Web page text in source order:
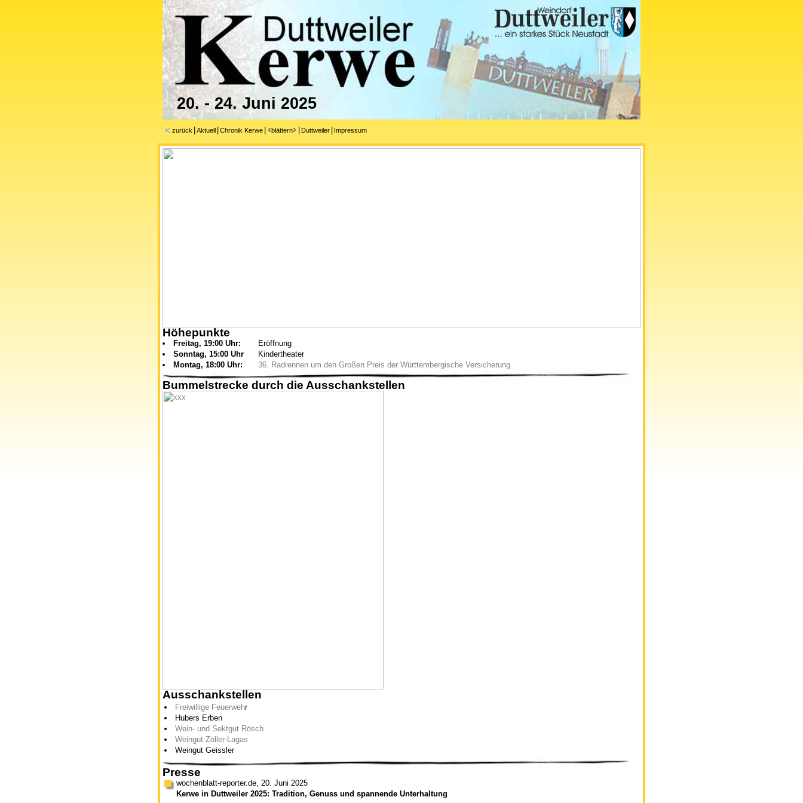
20. - 24. Juni 2025
zurück Aktuell Chronik Kerwe blättern Duttweiler Impressum
Höhepunkte
Freitag, 19:00 Uhr:
Eröffnung
Sonntag, 15:00 Uhr
Kindertheater
Montag, 18:00 Uhr:
36. Radrennen um den Großen Preis der Württembergische Versicherung
Bummelstrecke durch die Ausschankstellen
Ausschankstellen
Freiwillige Feuerwehr
Hubers Erben
Wein- und Sektgut Rösch
Weingut Zöller-Lagas
Weingut Geissler
Presse
wochenblatt-reporter.de, 20. Juni 2025
Kerwe in Duttweiler 2025: Tradition, Genuss und spannende Unterhaltung